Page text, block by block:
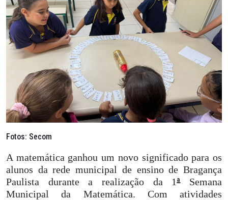
Fotos: Secom
A matemática ganhou um novo significado para os
alunos da rede municipal de ensino de Bragança
Paulista durante a realização da 1ªSemana
Municipal da Matemática. Com atividades